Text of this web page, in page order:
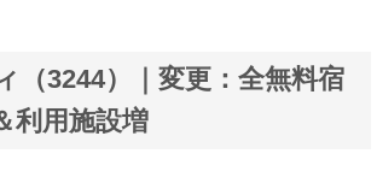
（3244）｜変更：全無料宿
利用施設増